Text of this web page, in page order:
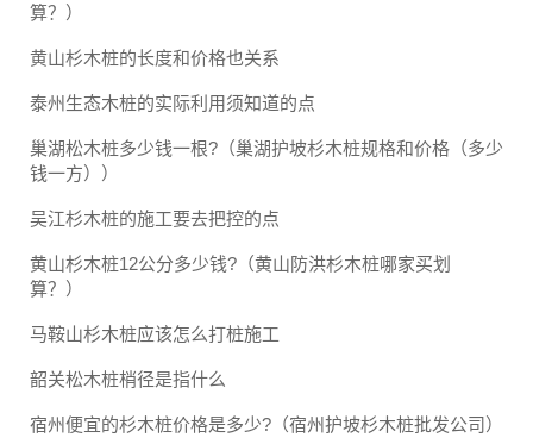
算？）
黄山杉木桩的长度和价格也关系
泰州生态木桩的实际利用须知道的点
巢湖松木桩多少钱一根?（巢湖护坡杉木桩规格和价格（多少
钱一方））
吴江杉木桩的施工要去把控的点
黄山杉木桩12公分多少钱?（黄山防洪杉木桩哪家买划
算？）
马鞍山杉木桩应该怎么打桩施工
韶关松木桩梢径是指什么
宿州便宜的杉木桩价格是多少?（宿州护坡杉木桩批发公司）